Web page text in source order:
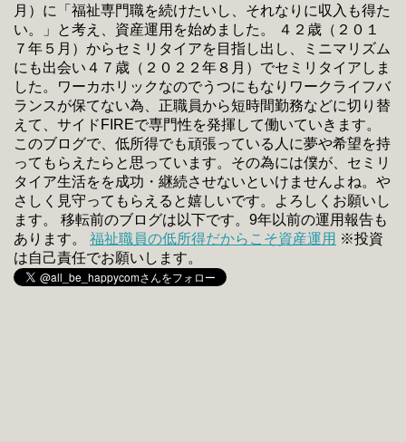
月）に「福祉専門職を続けたいし、それなりに収入も得た
い。」と考え、資産運用を始めました。 ４２歳（２０１
７年５月）からセミリタイアを目指し出し、ミニマリズム
にも出会い４７歳（２０２２年８月）でセミリタイアしま
した。ワーカホリックなのでうつにもなりワークライフバ
ランスが保てない為、正職員から短時間勤務などに切り替
えて、サイドFIREで専門性を発揮して働いていきます。
このブログで、低所得でも頑張っている人に夢や希望を持
ってもらえたらと思っています。その為には僕が、セミリ
タイア生活をを成功・継続させないといけませんよね。や
さしく見守ってもらえると嬉しいです。よろしくお願いし
ます。 移転前のブログは以下です。9年以前の運用報告も
あります。 福祉職員の低所得だからこそ資産運用 ※投資
は自己責任でお願いします。